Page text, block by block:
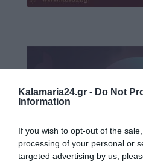
Kalamaria24.gr - Do Not
Information
If you wish to opt-out of the
processing of your personal or
targeted advertising by us,